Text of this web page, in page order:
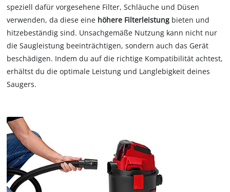
speziell dafür vorgesehene Filter, Schläuche und Düsen
verwenden, da diese eine höhere Filterleistung bieten und
hitzebeständig sind. Unsachgemäße Nutzung kann nicht nur
die Saugleistung beeinträchtigen, sondern auch das Gerät
beschädigen. Indem du auf die richtige Kompatibilität achtest,
erhältst du die optimale Leistung und Langlebigkeit deines
Saugers.